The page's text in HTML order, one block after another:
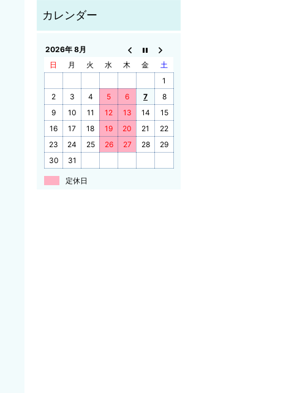
2026年 8月
日
月 火 水 木 金
土
1
2
3 4 5 6 7
8
9
10 11 12 13 14
15
16
17 18 19 20 21
22
23
24 25 26 27 28
29
30
31
定休日